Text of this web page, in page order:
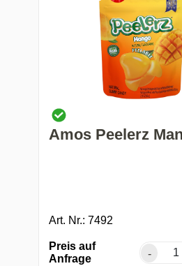
Amos Peelerz
Art. Nr.: 7492
Preis auf
Anfrage
-